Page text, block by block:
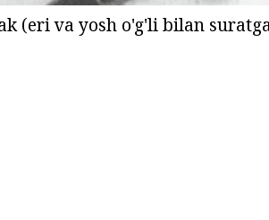
(eri va yosh o'g'li bilan